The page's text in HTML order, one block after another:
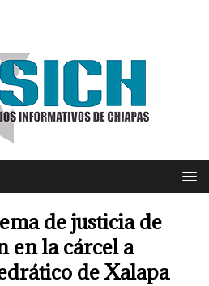
de justicia de
en la cárcel a
de Xalapa